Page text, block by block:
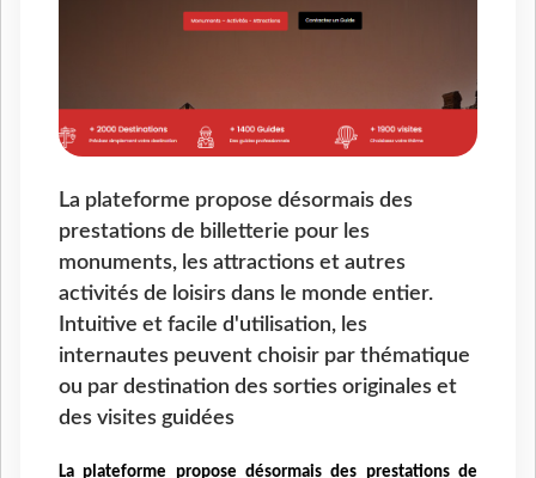
La plateforme propose désormais des
prestations de billetterie pour les
monuments, les attractions et autres
activités de loisirs dans le monde entier.
Intuitive et facile d'utilisation, les
internautes peuvent choisir par thématique
ou par destination des sorties originales et
des visites guidées
La plateforme propose désormais des prestations de